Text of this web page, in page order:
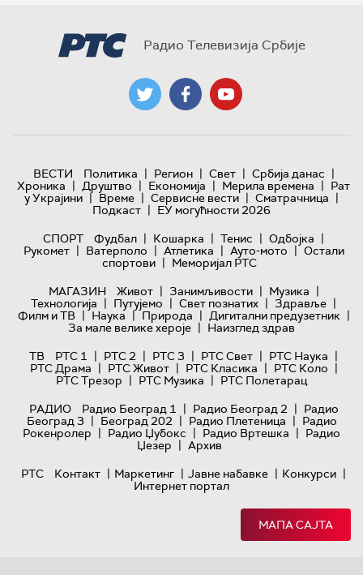
Радио Телевизија Србије
ВЕСТИ Политика | Регион | Свет | Србија данас |
Хроника | Друштво | Економија | Мерила времена | Рат
у Украјини | Време | Сервисне вести | Сматрачница |
Подкаст | ЕУ могућности 2026
СПОРТ
Фудбал | Кошарка | Тенис | Одбојка |
Рукомет | Ватерполо | Атлетика | Ауто-мото | Остали
спортови | Меморијал РТС
МАГАЗИН
Живот | Занимљивости | Музика |
Технологијa | Путујемо | Свет познатих | Здравље |
Филм и ТВ | Наука | Природа | Дигитални предузетник |
За мале велике хероје | Наизглед здрав
ТВ
РТС 1 | РТС 2 | РТС 3 | РТС Свет | РТС Наука |
РТС Драма | РТС Живот | РТС Класика | РТС Коло |
РТС Трезор | РТС Музика | РТС Полетарац
РАДИО
Радио Београд 1 | Радио Београд 2 | Радио
Београд 3 | Београд 202 | Радио Плетеница | Радио
Рокенролер | Радио Џубокс | Радио Вртешка | Радио
Џезер | Архив
РТС
Контакт | Маркетинг | Јавне набавке | Конкурси |
Интернет портал
МАПА САЈТА